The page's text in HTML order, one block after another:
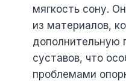
мягкость сону.
из материалов,
дополнительную
суставов, что
проблемами